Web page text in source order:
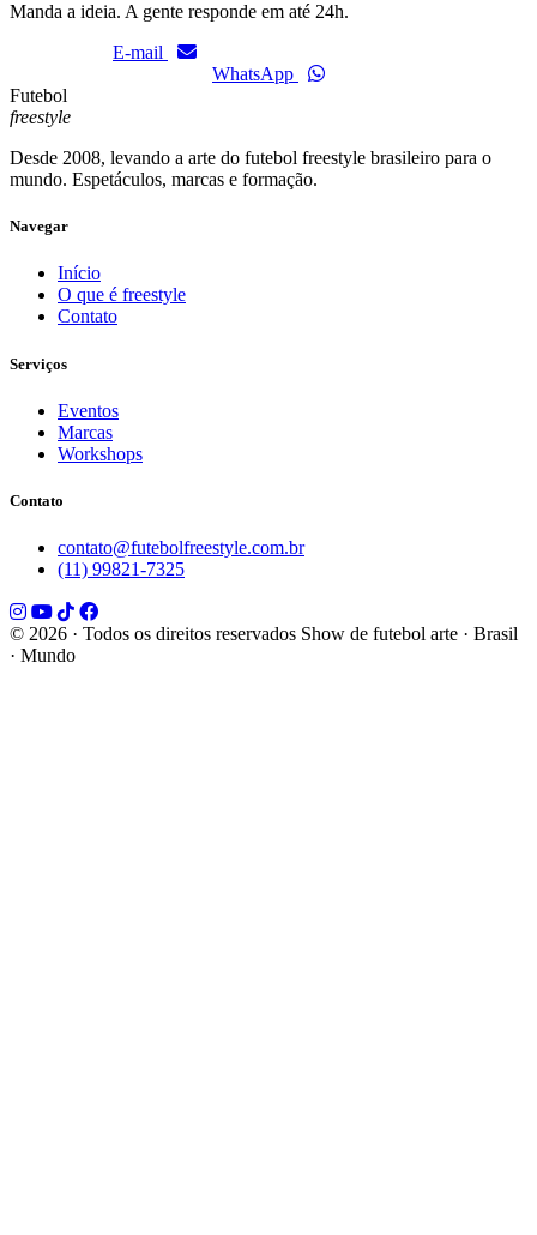
Manda a ideia. A gente responde em até 24h.
E-mail
WhatsApp
Futebol
freestyle
Desde 2008, levando a arte do futebol freestyle brasileiro para o
mundo. Espetáculos, marcas e formação.
Navegar
Início
O que é freestyle
Contato
Serviços
Eventos
Marcas
Workshops
Contato
contato@futebolfreestyle.com.br
(11) 99821-7325
© 2026 · Todos os direitos reservados Show de futebol arte · Brasil
· Mundo